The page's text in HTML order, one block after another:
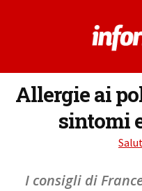
Allergie ai
sintomi
I consigli di